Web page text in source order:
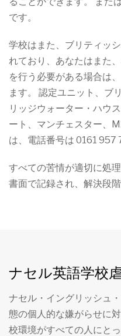
です。
学校はまた、ブリティッ
れており、あなたはまた
を行う必要がある場合は
ます。 認定ユニット、ブ
リッジウォーター・ハウ
ート、マンチェスター、
は、電話番号は 0161 957
すべての苦情が適切に処
書面で記録され、解決段階
ナセル英語学校
ナセル・イングリッシュ
態の個人的な嫌がらせに
校環境がすべての人にと